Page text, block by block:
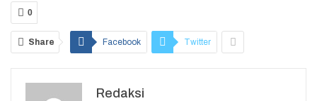
0
Share Facebook Twitter
Redaksi